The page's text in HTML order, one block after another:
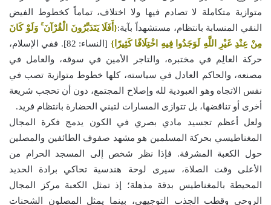
متوازية متكاملة لا تصادم فيها ولا اختلاف، تماماً كخطوط الفيض
النقي المنسابة بانتظام، مستشهداً بآية:{أَفَلَا يَتَدَبَّرُونَ الْقُرْآنَ ۚ وَلَوْ كَانَ
مِنْ عِنْدِ غَيْرِ اللَّهِ لَوَجَدُوا فِيهِ اخْتِلَافًا كَثِيرًا}
[النساء: 82]. ففي الإسلام،
حركة العالِم في مختبره، والتاجر الأمين في سوقه، والعامل في
مصنعه، والحاكم العادل في سياسته، كلها خطوط متوازية تصب في
نفس الاتجاه وهو العبودية لله وإصلاح المجتمع، دون أن تحجب شريعة
أخرى أو تناقضها، بل تتوازى المسارات لتبني الحضارة بانتظام فريد.
ولعل أعظم تجسيد مادي بصري في الكون يدمج فكرة المجال
المغناطيسي بحركة المسلمين هو مشهد صفوف الطائفين والمصلين
حول الكعبة المشرفة. فإذا نظر شخص إلى المسجد الحرام من
الأعلى وقت الصلاة، سيرى لوحة هندسية تحاكي برادة الحديد
المحيطة بالمغناطيس بدقة مذهلة؛ إذ تمثل الكعبة مركز المجال
الروحي وقطب الجذب التوجيهي، بينما يمثل المصلون الشحنات